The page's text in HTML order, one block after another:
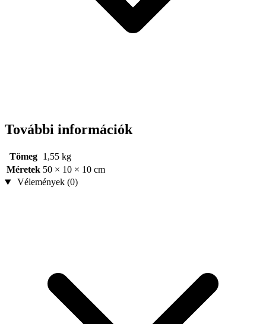
További információk
Tömeg 1,55 kg
Méretek 50 × 10 × 10 cm
Vélemények (0)